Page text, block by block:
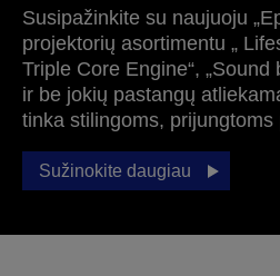
Susipažinkite su naujuoju
projektorių asortimentu „
Triple Core Engine“, „Sound
ir be jokių pastangų
tinka stilingoms, prijungtoms
Sužinokite daugiau